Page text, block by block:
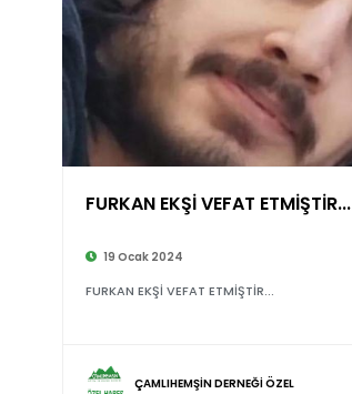
FURKAN EKŞİ VEFAT ETMİŞTİR...
19 Ocak 2024
FURKAN EKŞİ VEFAT ETMİŞTİR...
ÇAMLIHEMŞİN DERNEĞİ ÖZEL